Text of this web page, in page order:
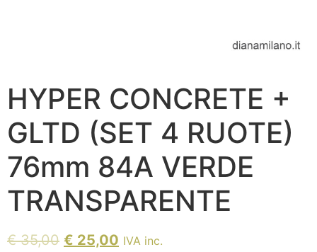
HYPER CONCRETE +
GLTD (SET 4 RUOTE)
76mm 84A VERDE
TRANSPARENTE
€35,00 € 25,00 IVA inc.